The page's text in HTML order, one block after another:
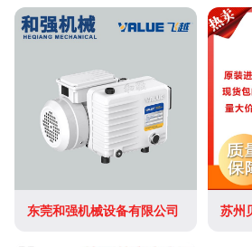
东莞和强机械设备有限公司